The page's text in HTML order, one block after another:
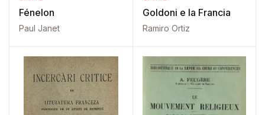
Fénelon
Paul Janet
Goldoni e la Francia
Ramiro Ortiz